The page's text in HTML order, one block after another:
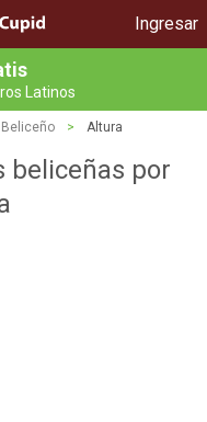
Ingresar
Latinos
Beliceño > Altura
beliceñas por